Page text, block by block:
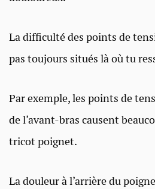
La difficulté des points de
pas toujours situés là où tu
Par exemple, les points de
de l’avant-bras causent
tricot poignet.
La douleur à l’arrière du